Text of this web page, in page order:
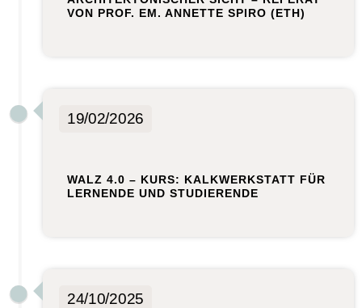
VON PROF. EM. ANNETTE SPIRO (ETH)
19/02/2026
WALZ 4.0 – KURS: KALKWERKSTATT FÜR
LERNENDE UND STUDIERENDE
24/10/2025